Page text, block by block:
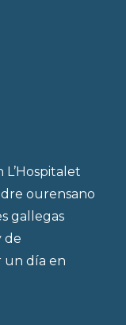
L’Hospitalet
ourensano
gallegas
de
un día en